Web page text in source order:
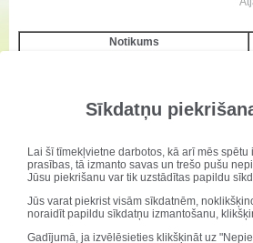
Sīkdatņu
Lai šī tīmekļvietne darbotos, kā arī mēs
prasības, tā izmanto savas un trešo pušu
Jūsu piekrišanu var tik uzstādītas papildu
Jūs varat piekrist visām sīkdatnēm,
noraidīt papildu sīkdatņu izmantošanu,
Gadījumā, ja izvēlēsieties klikšķināt uz
Notikums
stunda
stunda
stunda (pusd.1.-4.kl.)
stunda (pusd.5.-8.kl.)